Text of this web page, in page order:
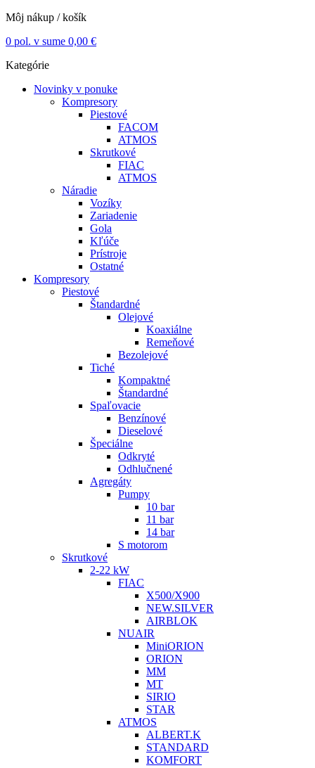
Môj nákup / košík
0 pol. v sume 0,00 €
Kategórie
Novinky v ponuke
Kompresory
Piestové
FACOM
ATMOS
Skrutkové
FIAC
ATMOS
Náradie
Vozíky
Zariadenie
Gola
Kľúče
Prístroje
Ostatné
Kompresory
Piestové
Štandardné
Olejové
Koaxiálne
Remeňové
Bezolejové
Tiché
Kompaktné
Štandardné
Spaľovacie
Benzínové
Dieselové
Špeciálne
Odkryté
Odhlučnené
Agregáty
Pumpy
10 bar
11 bar
14 bar
S motorom
Skrutkové
2-22 kW
FIAC
X500/X900
NEW.SILVER
AIRBLOK
NUAIR
MiniORION
ORION
MM
MT
SIRIO
STAR
ATMOS
ALBERT.K
STANDARD
KOMFORT